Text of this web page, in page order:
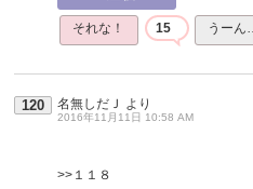
それな！ 15 うーん
120 名無しだＪ より
2016年11月11日 10:58 AM
>>１１８